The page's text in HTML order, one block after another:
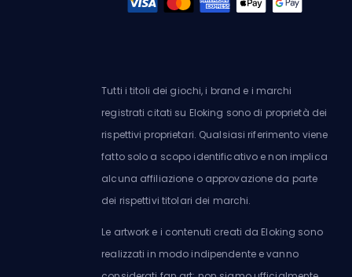
Tutti i titoli dei giochi, i brand e i marchi
registrati citati su Eloking sono di proprietà dei
rispettivi proprietari. Qualsiasi riferimento viene
fatto solo a scopo identificativo e non implica
alcuna affiliazione o approvazione da parte
dei rispettivi titolari dei marchi.
Le artwork e i contenuti creati da Eloking sono
realizzati in modo indipendente e vanno